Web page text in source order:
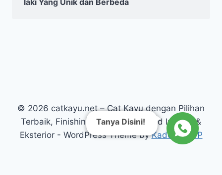
laki Yang Unik dan Berbeda
© 2026 catkayu.net – Cat Kayu dengan Pilihan
Terbaik, Finishing Kayu Warna Solid Interior &
Eksterior - WordPress Theme byKadence WP
Tanya Disini!